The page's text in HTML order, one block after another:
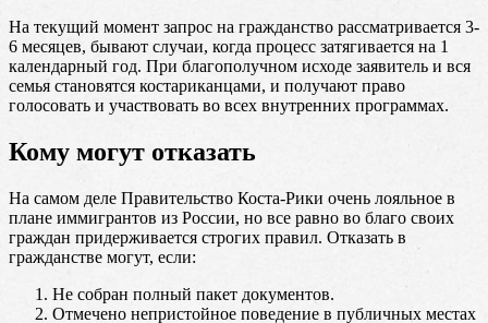
На текущий момент запрос на гражданство рассматривается 3-
6 месяцев, бывают случаи, когда процесс затягивается на 1
календарный год. При благополучном исходе заявитель и вся
семья становятся костариканцами, и получают право
голосовать и участвовать во всех внутренних программах.
Кому могут отказать
На самом деле Правительство Коста-Рики очень лояльное в
плане иммигрантов из России, но все равно во благо своих
граждан придерживается строгих правил. Отказать в
гражданстве могут, если:
Не собран полный пакет документов.
Отмечено непристойное поведение в публичных местах